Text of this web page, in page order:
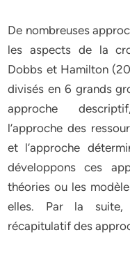
De nombreuses
les aspects de la
Dobbs et Hamilton
divisés en 6 grands
approche
l’approche des
et l’approche
développons ces
théories ou les
elles. Par la suite,
récapitulatif des